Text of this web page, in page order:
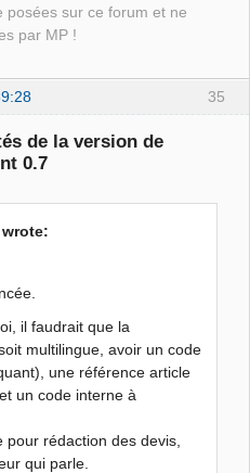
posées sur ce forum et ne
par MP !
35
de la version de
0.7
il faudrait que la
multilingue, avoir un code
une référence article
un code interne à
pour rédaction des devis,
qui parle.